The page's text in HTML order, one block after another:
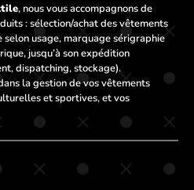
, nous vous accompagnons de
: sélection/achat des vêtements
usage, marquage sérigraphie
jusqu’à son expédition
dispatching, stockage).
la gestion de vos vêtements
et sportives, et vos